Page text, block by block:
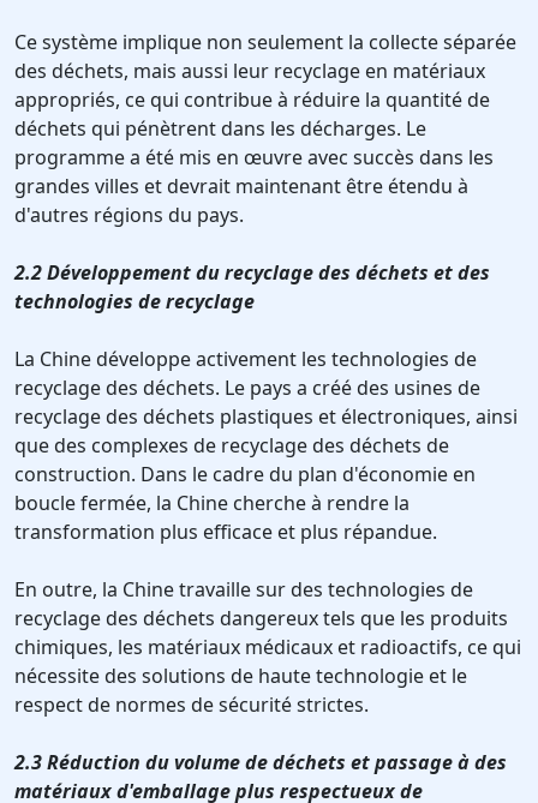
Ce système implique non seulement la collecte séparée
des déchets, mais aussi leur recyclage en matériaux
appropriés, ce qui contribue à réduire la quantité de
déchets qui pénètrent dans les décharges. Le
programme a été mis en œuvre avec succès dans les
grandes villes et devrait maintenant être étendu à
d'autres régions du pays.
2.2 Développement du recyclage des déchets et des
technologies de recyclage
La Chine développe activement les technologies de
recyclage des déchets. Le pays a créé des usines de
recyclage des déchets plastiques et électroniques, ainsi
que des complexes de recyclage des déchets de
construction. Dans le cadre du plan d'économie en
boucle fermée, la Chine cherche à rendre la
transformation plus efficace et plus répandue.
En outre, la Chine travaille sur des technologies de
recyclage des déchets dangereux tels que les produits
chimiques, les matériaux médicaux et radioactifs, ce qui
nécessite des solutions de haute technologie et le
respect de normes de sécurité strictes.
2.3 Réduction du volume de déchets et passage à des
matériaux d'emballage plus respectueux de